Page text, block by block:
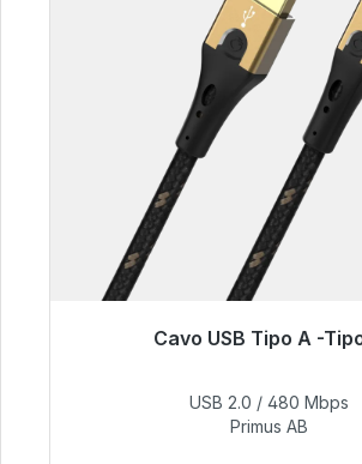
Cavo USB Tipo A -
Pronto per la spedizione
76,99 €
USB 2.0 / 480 Mbps
Primus AB